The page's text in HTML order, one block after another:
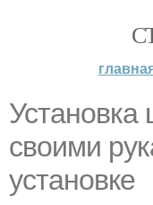
Установка
своими
установке